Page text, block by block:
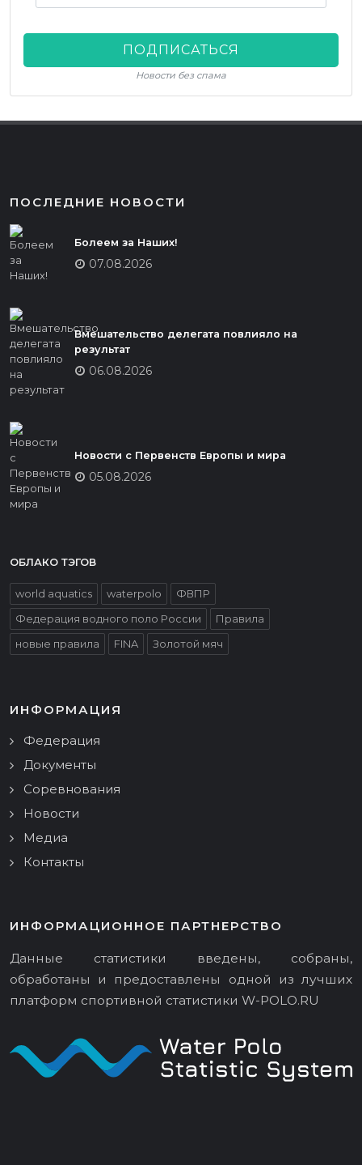
ПОДПИСАТЬСЯ
Новости без спама
ПОСЛЕДНИЕ НОВОСТИ
Болеем за Наших!
07.08.2026
Вмешательство делегата повлияло на
результат
06.08.2026
Новости с Первенств Европы и мира
05.08.2026
ОБЛАКО ТЭГОВ
world aquatics waterpolo
ФВПР
Федерация водного поло России
Правила
новые правила
FINA Золотой мяч
ИНФОРМАЦИЯ
Федерация
Документы
Соревнования
Новости
Медиа
Контакты
ИНФОРМАЦИОННОЕ ПАРТНЕРСТВО
Данные статистики введены, собраны,
обработаны и предоставлены одной из лучших
платформ спортивной статистики W-POLO.RU